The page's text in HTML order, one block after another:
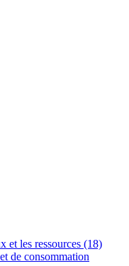
et les ressources (18)
de consommation